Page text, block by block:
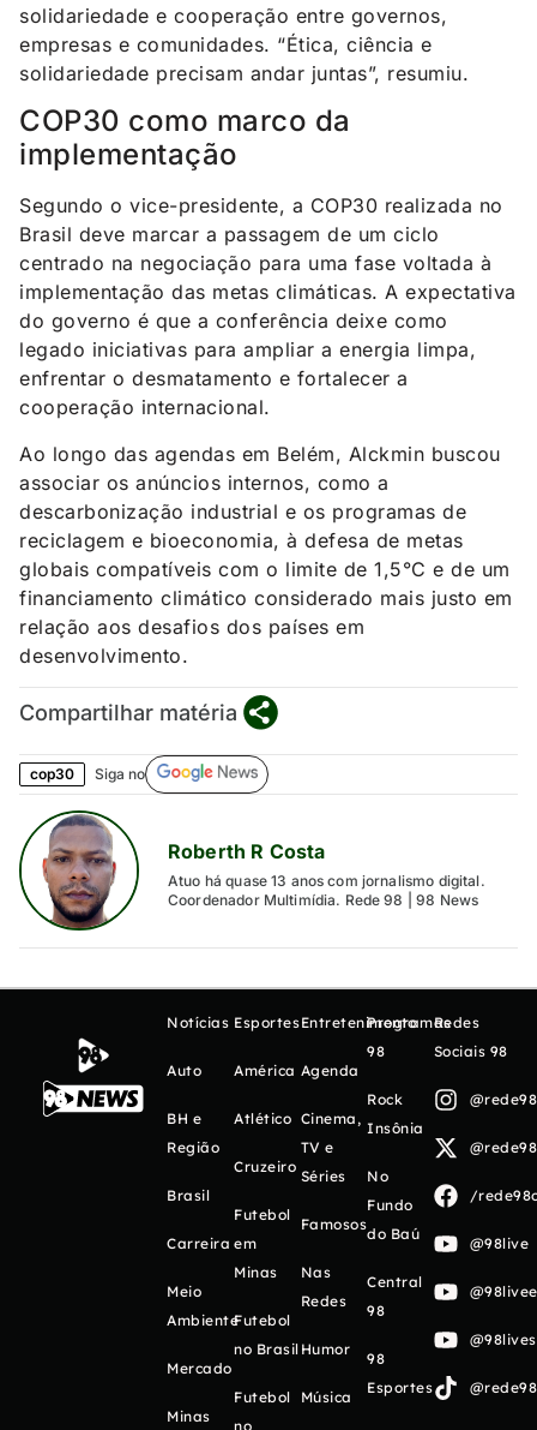
solidariedade e cooperação entre governos,
empresas e comunidades. “Ética, ciência e
solidariedade precisam andar juntas”, resumiu.
COP30 como marco da
implementação
Segundo o vice-presidente, a COP30 realizada no
Brasil deve marcar a passagem de um ciclo
centrado na negociação para uma fase voltada à
implementação das metas climáticas. A expectativa
do governo é que a conferência deixe como
legado iniciativas para ampliar a energia limpa,
enfrentar o desmatamento e fortalecer a
cooperação internacional.
Ao longo das agendas em Belém, Alckmin buscou
associar os anúncios internos, como a
descarbonização industrial e os programas de
reciclagem e bioeconomia, à defesa de metas
globais compatíveis com o limite de 1,5°C e de um
financiamento climático considerado mais justo em
relação aos desafios dos países em
desenvolvimento.
Compartilhar matéria
cop30 Siga no
Roberth R Costa
Atuo há quase 13 anos com jornalismo digital.
Coordenador Multimídia. Rede 98 | 98 News
Notícias
Auto
BH e
Região
Brasil
Carreira
Meio
Ambiente
Mercado
Minas
Esportes
América
Atlético
Cruzeiro
Futebol
em
Minas
Futebol
no Brasil
Futebol
no
Entretenimento
Agenda
Cinema,
TV e
Séries
Famosos
Nas
Redes
Humor
Música
Programas
98
Rock
Insônia
No
Fundo
do Baú
Central
98
98
Esportes
Redes
Sociais 98
/
@98live